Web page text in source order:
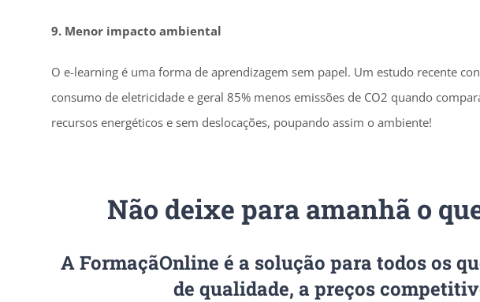
9. Menor impacto ambiental
O e-learning é uma forma de aprendizagem sem papel. Um estudo recente
consumo de eletricidade e geral 85% menos emissões de CO2 quando
recursos energéticos e sem deslocações, poupando assim o ambiente!
Não deixe para amanhã o
A FormaçãOnline é a solução para todos os
de qualidade, a preços